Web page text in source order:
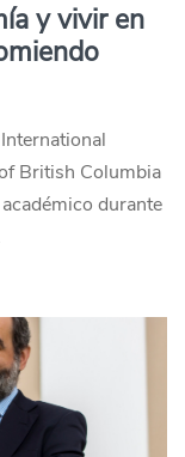
y vivir en
British Columbia
durante